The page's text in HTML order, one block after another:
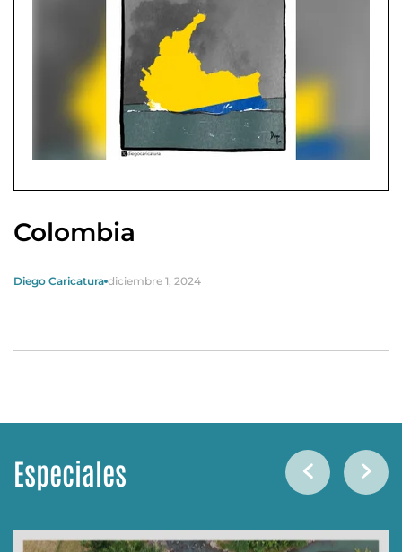
Colombia
Diego Caricatura diciembre 1, 2024
Especiales